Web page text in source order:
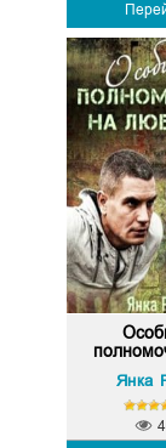
Янка